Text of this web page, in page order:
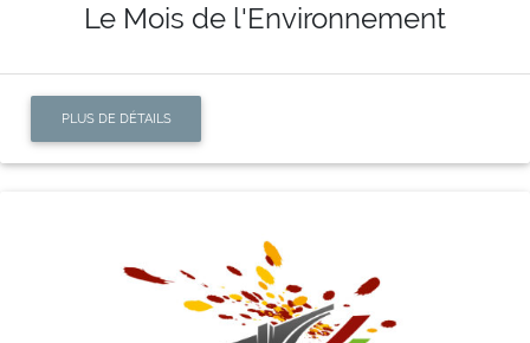
Le Mois de l'Environnement
PLUS DE DÉTAILS